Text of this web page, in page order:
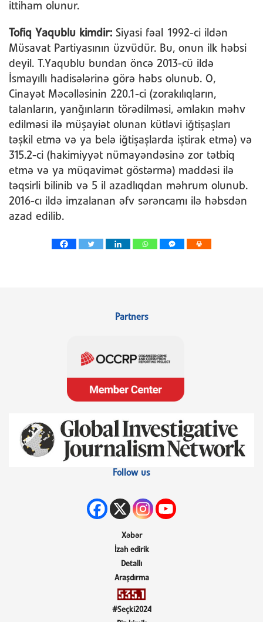
ittiham olunur.
Tofiq Yaqublu kimdir: Siyasi fəal 1992-ci ildən
Müsavat Partiyasının üzvüdür. Bu, onun ilk həbsi
deyil. T.Yaqublu bundan öncə 2013-cü ildə
İsmayıllı hadisələrinə görə həbs olunub. O,
Cinayət Məcəlləsinin 220.1-ci (zorakılıqların,
talanların, yanğınların törədilməsi, əmlakın məhv
edilməsi ilə müşayiət olunan kütləvi iğtişaşları
təşkil etmə və ya belə iğtişaşlarda iştirak etmə) və
315.2-ci (hakimiyyət nümayəndəsinə zor tətbiq
etmə və ya müqavimət göstərmə) maddəsi ilə
təqsirli bilinib və 5 il azadlıqdan məhrum olunub.
2016-cı ildə imzalanan əfv sərəncamı ilə həbsdən
azad edilib.
Partners
Follow us
Xəbər
İzah edirik
Detallı
Araşdırma
#Seçki2024